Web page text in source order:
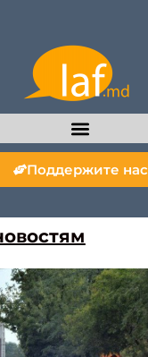
Поддержите нас